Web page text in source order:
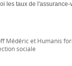
les taux de
Médéric et Humanis
sociale